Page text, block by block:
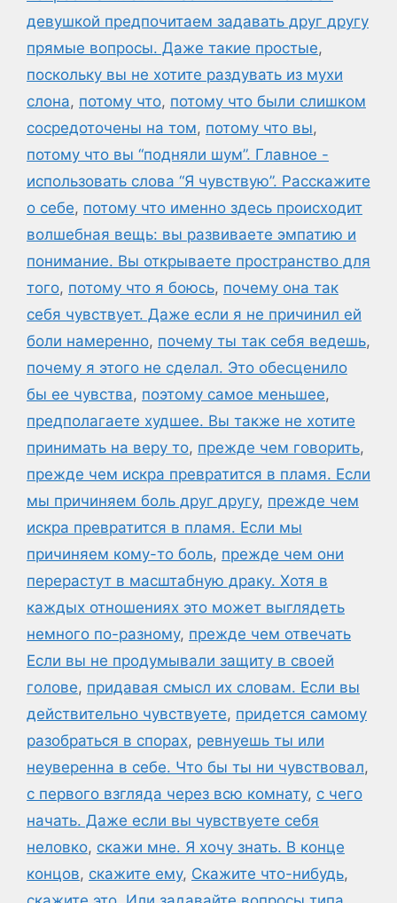
девушкой предпочитаем задавать друг другу
прямые вопросы. Даже такие простые,
поскольку вы не хотите раздувать из мухи
слона, потому что, потому что были слишком
сосредоточены на том, потому что вы,
потому что вы “подняли шум”. Главное -
использовать слова “Я чувствую”. Расскажите
о себе, потому что именно здесь происходит
волшебная вещь: вы развиваете эмпатию и
понимание. Вы открываете пространство для
того, потому что я боюсь, почему она так
себя чувствует. Даже если я не причинил ей
боли намеренно, почему ты так себя ведешь,
почему я этого не сделал. Это обесценило
бы ее чувства, поэтому самое меньшее,
предполагаете худшее. Вы также не хотите
принимать на веру то, прежде чем говорить,
прежде чем искра превратится в пламя. Если
мы причиняем боль друг другу, прежде чем
искра превратится в пламя. Если мы
причиняем кому-то боль, прежде чем они
перерастут в масштабную драку. Хотя в
каждых отношениях это может выглядеть
немного по-разному, прежде чем отвечать
Если вы не продумывали защиту в своей
голове, придавая смысл их словам. Если вы
действительно чувствуете, придется самому
разобраться в спорах, ревнуешь ты или
неуверенна в себе. Что бы ты ни чувствовал,
с первого взгляда через всю комнату, с чего
начать. Даже если вы чувствуете себя
неловко, скажи мне. Я хочу знать. В конце
концов, скажите ему, Скажите что-нибудь,